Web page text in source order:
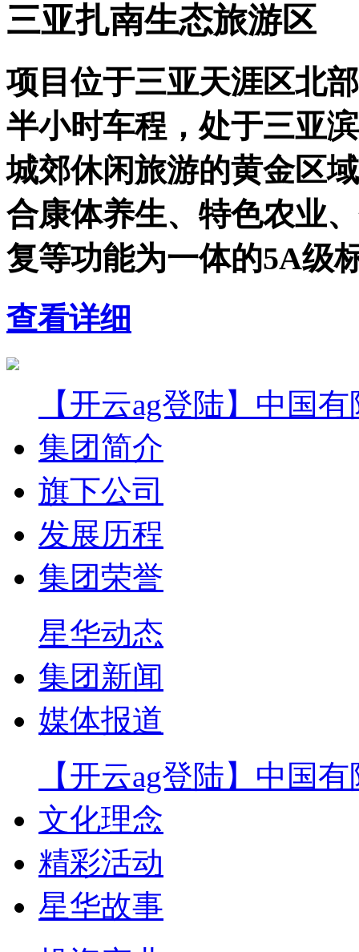
三亚扎南生态旅游区
项目位于三亚天涯区北
半小时车程，处于三亚
城郊休闲旅游的黄金区
合康体养生、特色农业
复等功能为一体的5A级
查看详细
【开云ag登陆】中国
集团简介
旗下公司
发展历程
集团荣誉
星华动态
集团新闻
媒体报道
【开云ag登陆】中国
文化理念
精彩活动
星华故事